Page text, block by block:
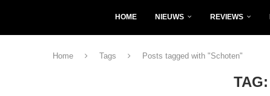
HOME NIEUWS REVIEWS
Home Tags Posts tagged with "Schoten"
TAG: